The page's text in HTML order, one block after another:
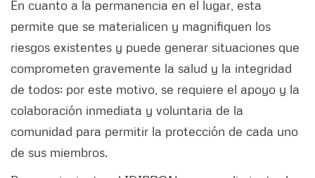
​En cuanto a la permanencia en el lugar, esta
permite que se materialicen y magnifiquen los
riesgos existentes y puede generar situaciones que
comprometen gravemente la salud y la integridad
de todos; por este motivo, se requiere el apoyo y la
colaboración inmediata y voluntaria de la
comunidad para permitir la protección de cada uno
de sus miembros.